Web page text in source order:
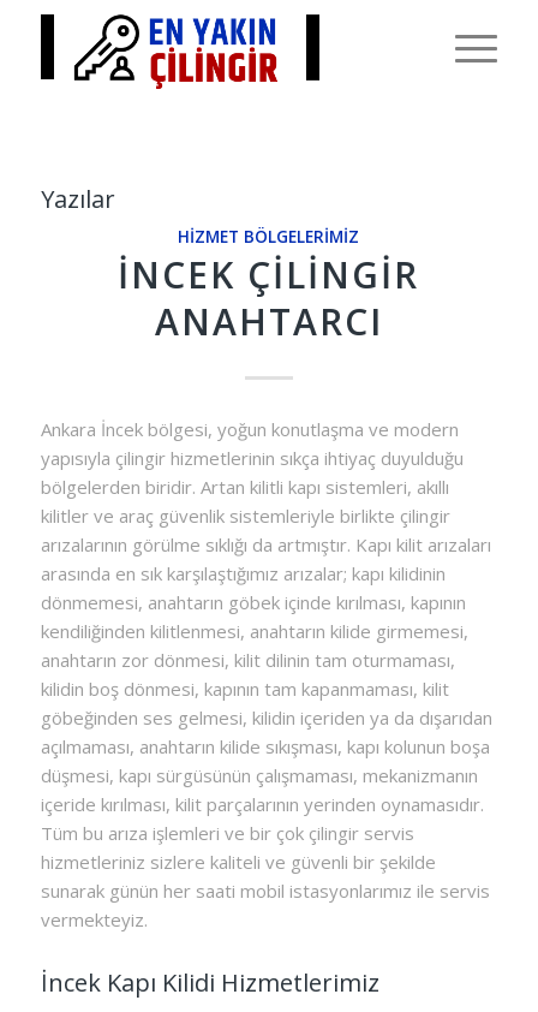
Yazılar
HIZMET BÖLGELERIMIZ
İNCEK ÇILINGIR
ANAHTARCI
Ankara İncek bölgesi, yoğun konutlaşma ve modern
yapısıyla çilingir hizmetlerinin sıkça ihtiyaç duyulduğu
bölgelerden biridir. Artan kilitli kapı sistemleri, akıllı
kilitler ve araç güvenlik sistemleriyle birlikte çilingir
arızalarının görülme sıklığı da artmıştır. Kapı kilit arızaları
arasında en sık karşılaştığımız arızalar; kapı kilidinin
dönmemesi, anahtarın göbek içinde kırılması, kapının
kendiliğinden kilitlenmesi, anahtarın kilide girmemesi,
anahtarın zor dönmesi, kilit dilinin tam oturmaması,
kilidin boş dönmesi, kapının tam kapanmaması, kilit
göbeğinden ses gelmesi, kilidin içeriden ya da dışarıdan
açılmaması, anahtarın kilide sıkışması, kapı kolunun boşa
düşmesi, kapı sürgüsünün çalışmaması, mekanizmanın
içeride kırılması, kilit parçalarının yerinden oynamasıdır.
Tüm bu arıza işlemleri ve bir çok çilingir servis
hizmetleriniz sizlere kaliteli ve güvenli bir şekilde
sunarak günün her saati mobil istasyonlarımız ile servis
vermekteyiz.
İncek Kapı Kilidi Hizmetlerimiz